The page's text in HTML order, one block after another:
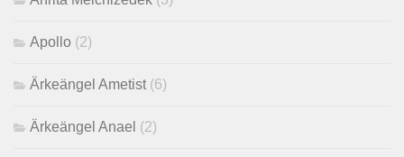
Apollo (2)
Ärkeängel Ametist (6)
Ärkeängel Anael (2)